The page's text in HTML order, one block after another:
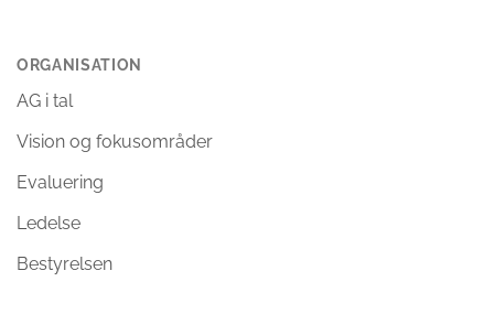
ORGANISATION
AG i tal
Vision og fokusområder
Evaluering
Ledelse
Bestyrelsen